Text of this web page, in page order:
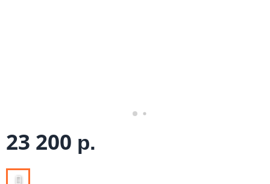
23 200 р.